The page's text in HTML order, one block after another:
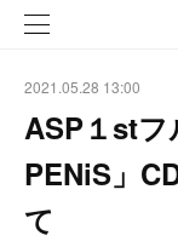
2021.05.28 13:00
ASP１st
PENiS」
て